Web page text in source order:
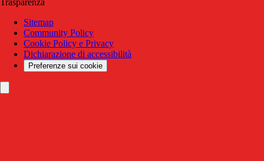
Trasparenza
Sitemap
Community Policy
Cookie Policy e Privacy
Dichiarazione di accessibilità
Preferenze sui cookie